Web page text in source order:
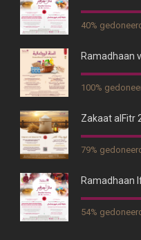
40%
Ramadhaan
100%
Zakaat alFitr
79%
Ramadhaan
54%